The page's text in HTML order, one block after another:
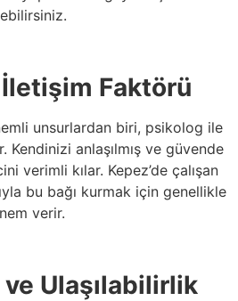
Faktörü
unsurlardan biri, psikolog ile
Kendinizi anlaşılmış ve güvende
verimli kılar. Kepez’de çalışan
bu bağı kurmak için genellikle
verir.
Ulaşılabilirlik